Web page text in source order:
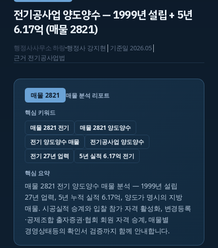
전기공사업 양도양수 — 1999년 설립 + 5년
6.17억 (매물 2821)
행정사사무소 하랑·행정사 강지현 기준일2026.05│
근거 전기공사업법
매물 2821 매물 분석 리포트
핵심 키워드
매물 2821 전기
매물 2821 양도양수
전기 양도양수 매물
전기공사업 양도양수
전기 27년 업력
5년 실적 6.17억 전기
핵심 요약
매물 2821 전기 양도양수 매물 분석 — 1999년 설립
27년 업력, 5년 누적 실적 6.17억, 양도가 명시의 지방
매물. 시공실적 승계와 입찰 참가 자격 활성화, 변경등록
·공제조합 출자증권·협회 회원 자격 승계, 매물별
경영상태등의 확인서 검증까지 함께 안내합니다.